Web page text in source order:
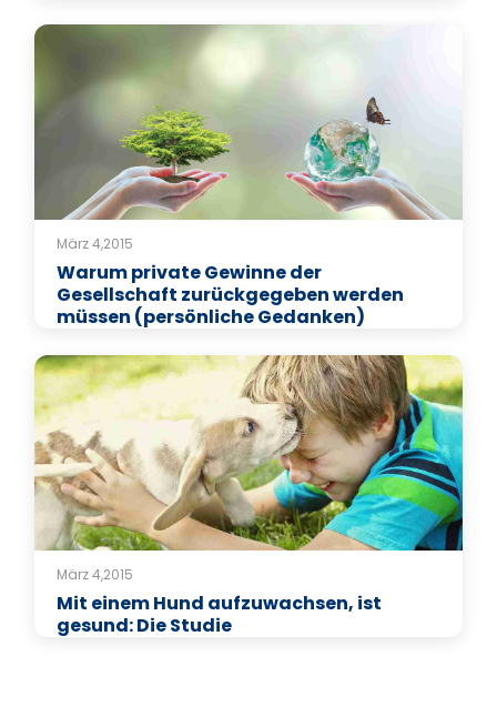
März 4,2015
Warum private Gewinne der
Gesellschaft zurückgegeben werden
müssen (persönliche Gedanken)
März 4,2015
Mit einem Hund aufzuwachsen, ist
gesund: Die Studie